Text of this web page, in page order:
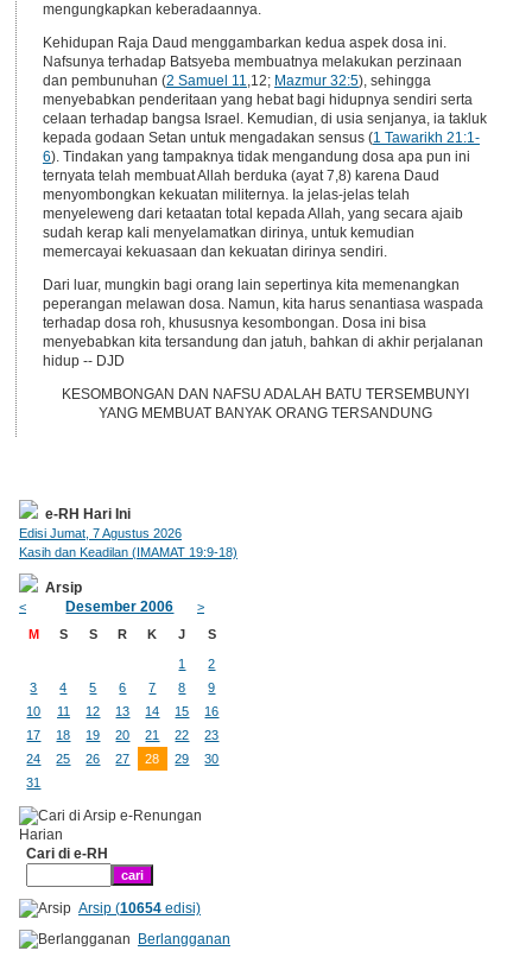
mengungkapkan keberadaannya.
Kehidupan Raja Daud menggambarkan kedua aspek dosa ini.
Nafsunya terhadap Batsyeba membuatnya melakukan perzinaan
dan pembunuhan (2 Samuel 11,12; Mazmur 32:5), sehingga
menyebabkan penderitaan yang hebat bagi hidupnya sendiri serta
celaan terhadap bangsa Israel. Kemudian, di usia senjanya, ia takluk
kepada godaan Setan untuk mengadakan sensus (1 Tawarikh 21:1-
6). Tindakan yang tampaknya tidak mengandung dosa apa pun ini
ternyata telah membuat Allah berduka (ayat 7,8) karena Daud
menyombongkan kekuatan militernya. Ia jelas-jelas telah
menyeleweng dari ketaatan total kepada Allah, yang secara ajaib
sudah kerap kali menyelamatkan dirinya, untuk kemudian
memercayai kekuasaan dan kekuatan dirinya sendiri.
Dari luar, mungkin bagi orang lain sepertinya kita memenangkan
peperangan melawan dosa. Namun, kita harus senantiasa waspada
terhadap dosa roh, khususnya kesombongan. Dosa ini bisa
menyebabkan kita tersandung dan jatuh, bahkan di akhir perjalanan
hidup -- DJD
KESOMBONGAN DAN NAFSU ADALAH BATU TERSEMBUNYI
YANG MEMBUAT BANYAK ORANG TERSANDUNG
e-RH Hari Ini
Edisi Jumat, 7 Agustus 2026
Kasih dan Keadilan (IMAMAT 19:9-18)
Arsip
< Desember 2006
>
M
S S R K J S
1
2
3
4 5 6 7 8
9
10
11 12 13 14 15
16
17
18 19 20 21 22
23
24
25 26 27 28 29
30
31
Cari di e-RH
Arsip (10654edisi)
Berlangganan